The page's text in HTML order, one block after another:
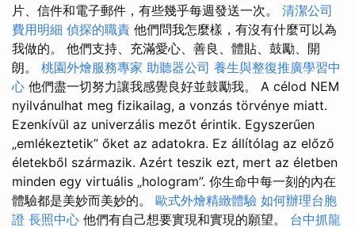
片、信件和電子郵件，有些幾乎每週發送一次。 清潔公司
費用明細 偵探的職責 他們問我怎麼樣，有沒有什麼可以為
我做的。 他們支持、充滿愛心、善良、體貼、鼓勵、開
朗。 桃園外燴服務專家 助聽器公司 養生與整復推廣學習中
心 他們盡一切努力讓我感覺良好並鼓勵我。 A célod NEM
nyilvánulhat meg fizikailag, a vonzás törvénye miatt.
Ezenkívül az univerzális mezőt érintik. Egyszerűen
„emlékeztetik” őket az adatokra. Ez állítólag az előző
életekből származik. Azért teszik ezt, mert az életben
minden egy virtuális „hologram”. 你生命中每一刻的內在
體驗都是美妙而美妙的。 歐式外燴精緻體驗 如何辦理台胞
證 長照中心 他們有自己想要實現和實現的願望。 台中抓龍